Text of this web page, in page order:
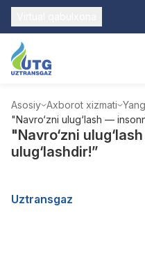
Asosiy Axborot xizmati
"Navro‘zni ulug‘lash —
"Navro‘zni
ulug‘lashdir!”
Uztransgaz